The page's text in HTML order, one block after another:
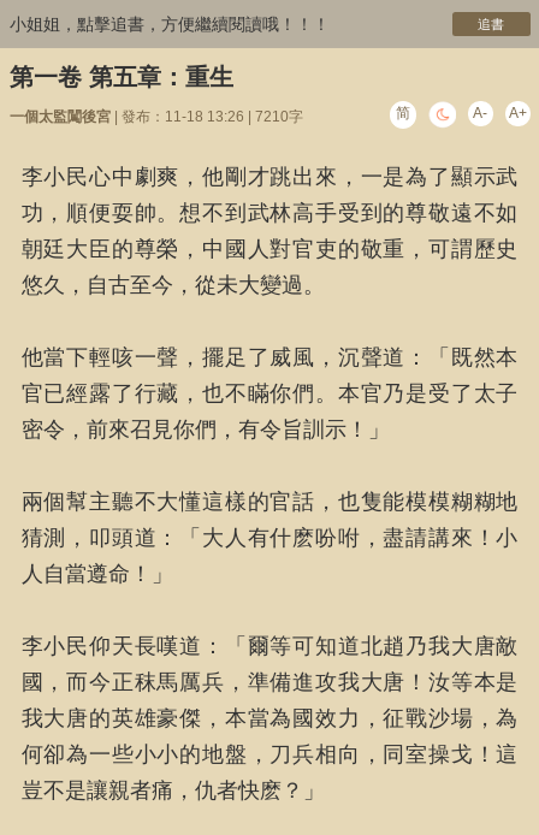
小姐姐，點擊追書，方便繼續閱讀哦！！！ 追書
第一卷 第五章：重生
一個太監闖後宮| 發布：11-18 13:26 | 7210字 简 A- A+
李小民心中劇爽，他剛才跳出來，一是為了顯示武
功，順便耍帥。想不到武林高手受到的尊敬遠不如
朝廷大臣的尊榮，中國人對官吏的敬重，可謂歷史
悠久，自古至今，從未大變過。
他當下輕咳一聲，擺足了威風，沉聲道：「既然本
官已經露了行藏，也不瞞你們。本官乃是受了太子
密令，前來召見你們，有令旨訓示！」
兩個幫主聽不大懂這樣的官話，也隻能模模糊糊地
猜測，叩頭道：「大人有什麽吩咐，盡請講來！小
人自當遵命！」
李小民仰天長嘆道：「爾等可知道北趙乃我大唐敵
國，而今正秣馬厲兵，準備進攻我大唐！汝等本是
我大唐的英雄豪傑，本當為國效力，征戰沙場，為
何卻為一些小小的地盤，刀兵相向，同室操戈！這
豈不是讓親者痛，仇者快麽？」